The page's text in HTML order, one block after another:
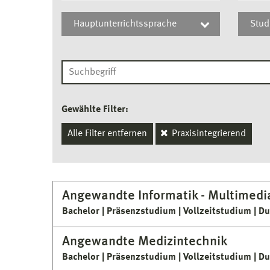
Ingenieurwissenschaften
Wirtschaftswissenschaften
Hauptunterrichtssprache
Gewählte Filter:
Alle Filter entfernen Praxisintegrierend
Angewandte Informatik -
Bachelor Präsenzstudium Vollzeitstudium
Angewandte Medizintechnik
Bachelor Präsenzstudium Vollzeitstudium